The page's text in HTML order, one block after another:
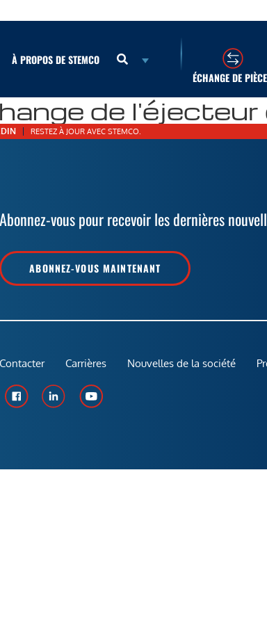
À PROPOS DE STEMCO
ÉCHANGE DE
de l'éjecteur
RESTEZ À JOUR AVEC STEMCO.
Abonnez-vous pour recevoir les dernières
ABONNEZ-VOUS MAINTENANT
Contacter Carrières Nouvelles de la société